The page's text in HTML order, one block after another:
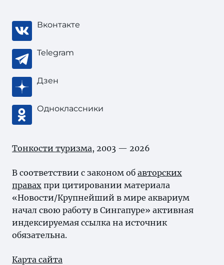
Вконтакте
Telegram
Дзен
Одноклассники
Тонкости туризма, 2003 — 2026
В соответствии с законом об авторских
правах при цитировании материала
«Новости/Крупнейший в мире аквариум
начал свою работу в Сингапуре» активная
индексируемая ссылка на источник
обязательна.
Карта сайта